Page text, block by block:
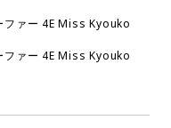
ファー 4E Miss Kyouko
ファー 4E Miss Kyouko